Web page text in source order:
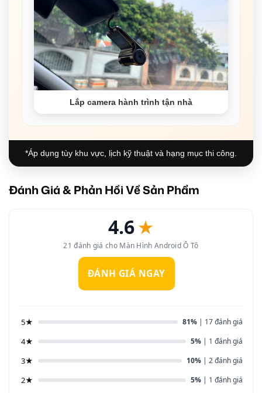
Lắp camera hành trình tận nhà
*Áp dụng tùy khu vực, lịch kỹ thuật và hạng mục thi công.
Đánh Giá & Phản Hồi Về Sản Phẩm
4.6★
21 đánh giá cho Màn Hình Android Ô Tô
ĐÁNH GIÁ NGAY
5★ 81% | 17 đánh giá
4★ 5% | 1 đánh giá
3★ 10% | 2 đánh giá
2★ 5% | 1 đánh giá